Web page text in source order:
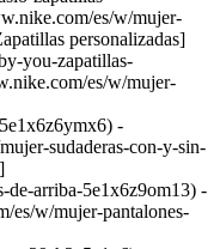
es/w/mujer-
personalizadas]
you-zapatillas-
es/w/mujer-
-
sudaderas-con-y-sin-
de-arriba-5e1x6z9om13) -
es/w/mujer-pantalones-